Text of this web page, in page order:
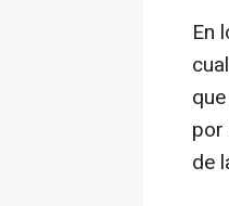
En
por
de